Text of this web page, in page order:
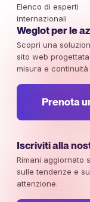
Elenco di esperti
internazionali
Weglot per le
Scopri una
sito web
misura e continuità
Prenota
Iscriviti alla
Rimani aggiornato
sulle tendenze e
attenzione.